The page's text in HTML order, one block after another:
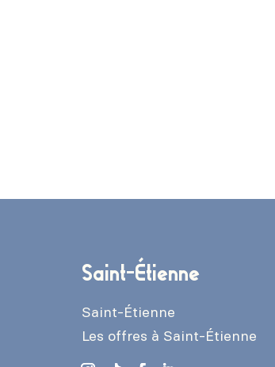
Saint-Étienne
Saint-Étienne
Les offres à Saint-Étienne